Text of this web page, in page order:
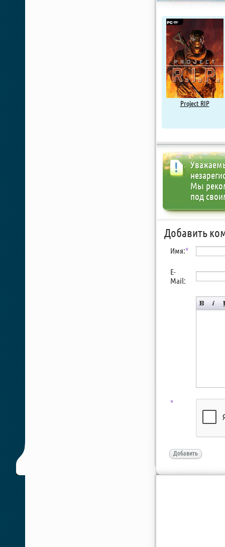
Project RIP
Мы
под
Добавить
Имя:*
E-
Mail:
*
Добавить